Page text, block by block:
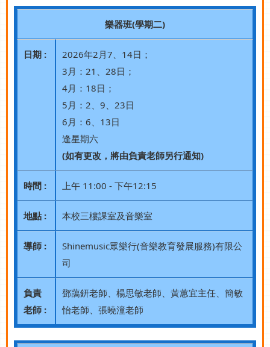
樂器班(學期二)
日期 :
2026年2月7、14日；
3月：21、28日；
4月：18日；
5月：2、9、23日
6月：6、13日
逢星期六
(如有更改，將由負責老師另行通知)
時間 : 上午 11:00 - 下午12:15
地點 : 本校三樓課室及音樂室
導師 :
Shinemusic眾樂行(音樂教育發展服務)有限公
司
負責
老師 :
鄧藹鈃老師、楊思敏老師、黃蕙宜主任、簡敏
怡老師、張曉潼老師